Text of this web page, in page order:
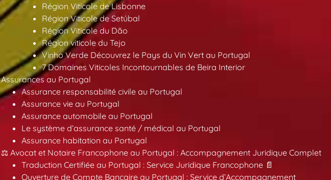
Région Viticole de Lisbonne
Région Viticole de Setúbal
Région Viticole du Dão
Région viticole du Tejo
Vinho Verde Découvrez le Pays du Vin Vert au Portugal
7 Domaines Viticoles Incontournables de Beira Interior
Assurances au Portugal
Assurance responsabilité civile au Portugal
Assurance vie au Portugal
Assurance automobile au Portugal
Le système d’assurance santé / médical au Portugal
Assurance habitation au Portugal
⚖️ Avocat et Notaire Francophone au Portugal : Accompagnement Juridique Complet
Traduction Certifiée au Portugal : Service Juridique Francophone 📄
Ouverture de Compte Bancaire au Portugal : Service d’Accompagnement